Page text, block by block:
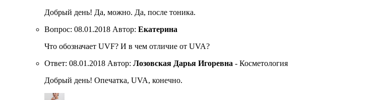
Добрый день! Да, можно. Да, после тоника.
Вопрос: 08.01.2018 Автор: Екатерина
Что обозначает UVF? И в чем отличие от UVA?
Ответ: 08.01.2018 Автор: Лозовская Дарья Игоревна - Косметология
Добрый день! Опечатка, UVA, конечно.